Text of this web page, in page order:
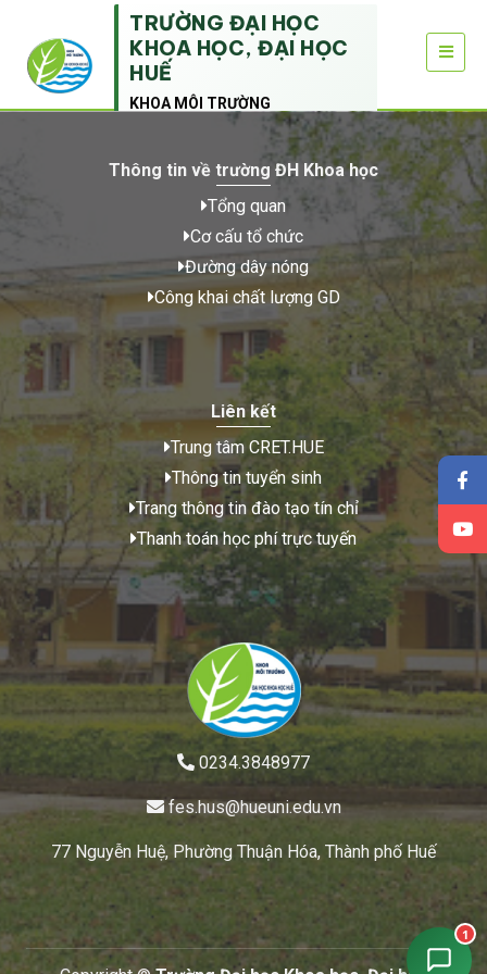
TRƯỜNG ĐẠI HỌC
KHOA HỌC, ĐẠI HỌC
HUẾ
KHOA MÔI TRƯỜNG
Thông tin về trường ĐH Khoa học
Tổng quan
Cơ cấu tổ chức
Đường dây nóng
Công khai chất lượng GD
Liên kết
Trung tâm CRET.HUE
Thông tin tuyển sinh
Trang thông tin đào tạo tín chỉ
Thanh toán học phí trực tuyến
0234.3848977
fes.hus@hueuni.edu.vn
77 Nguyễn Huệ, Phường Thuận Hóa, Thành phố Huế
1